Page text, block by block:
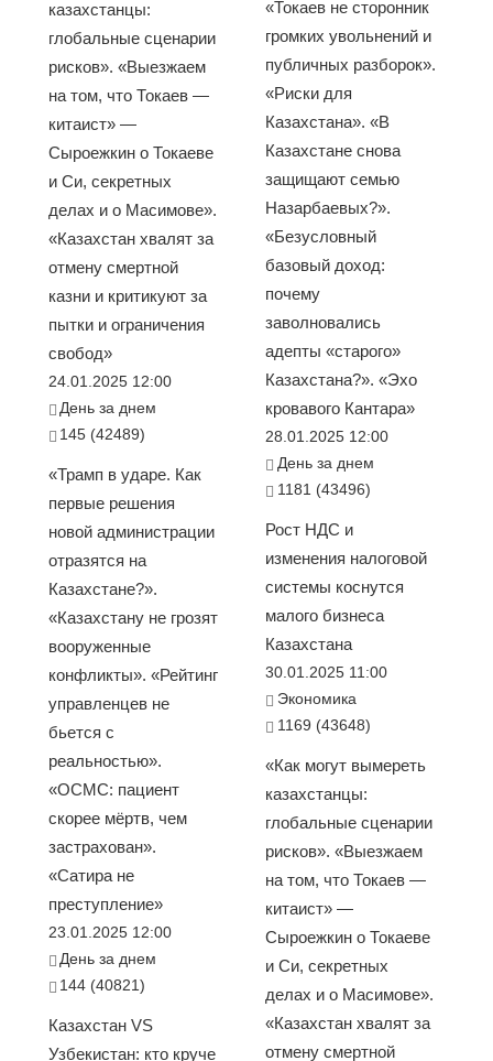
казахстанцы:
глобальные сценарии
рисков». «Выезжаем
на том, что Токаев —
китаист» —
Сыроежкин о Токаеве
и Си, секретных
делах и о Масимове».
«Казахстан хвалят за
отмену смертной
казни и критикуют за
пытки и ограничения
свобод»
24.01.2025 12:00
День за днем
145 (42489)
«Трамп в ударе. Как
первые решения
новой администрации
отразятся на
Казахстане?».
«Казахстану не грозят
вооруженные
конфликты». «Рейтинг
управленцев не
бьется с
реальностью».
«ОСМС: пациент
скорее мёртв, чем
застрахован».
«Сатира не
преступление»
23.01.2025 12:00
День за днем
144 (40821)
Казахстан VS
Узбекистан: кто круче
«Токаев не сторонник
громких увольнений и
публичных разборок».
«Риски для
Казахстана». «В
Казахстане снова
защищают семью
Назарбаевых?».
«Безусловный
базовый доход:
почему
заволновались
адепты «старого»
Казахстана?». «Эхо
кровавого Кантара»
28.01.2025 12:00
День за днем
1181 (43496)
Рост НДС и
изменения налоговой
системы коснутся
малого бизнеса
Казахстана
30.01.2025 11:00
Экономика
1169 (43648)
«Как могут вымереть
казахстанцы:
глобальные сценарии
рисков». «Выезжаем
на том, что Токаев —
китаист» —
Сыроежкин о Токаеве
и Си, секретных
делах и о Масимове».
«Казахстан хвалят за
отмену смертной